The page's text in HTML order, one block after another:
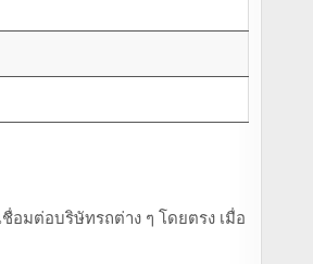
อมต่อบริษัทรถต่าง ๆ โดยตรง เมื่อ